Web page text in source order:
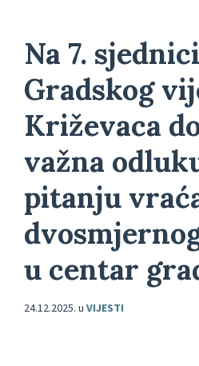
Na 7. sjednici
Gradskog
Križevaca
važna
pitanju
u centar
24.12.2025. u VIJESTI